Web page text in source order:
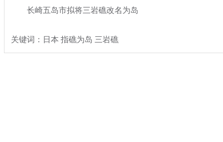
长崎五岛市拟将三岩礁改名为岛
关键词：日本 指礁为岛 三岩礁